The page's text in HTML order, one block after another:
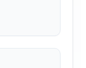
CE 연구를
널과 임상 실
광범위하게 논